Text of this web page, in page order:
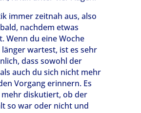
immer zeitnah aus, also
nachdem etwas
Wenn du eine Woche
wartest, ist es sehr
dass sowohl der
auch du sich nicht mehr
Vorgang erinnern. Es
diskutiert, ob der
so war oder nicht und